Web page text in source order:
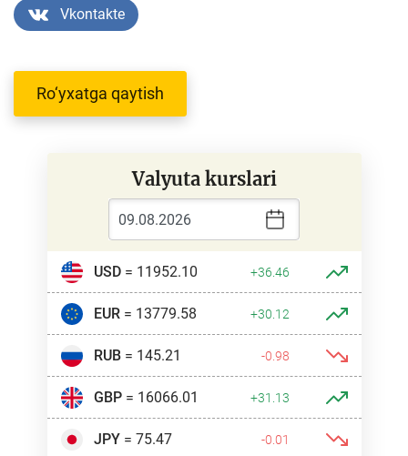
Vkontakte
Ro‘yxatga qaytish
Valyuta kurslari
USD= 11952.10 +36.46
EUR= 13779.58 +30.12
RUB= 145.21 -0.98
GBP= 16066.01 +31.13
JPY= 75.47 -0.01